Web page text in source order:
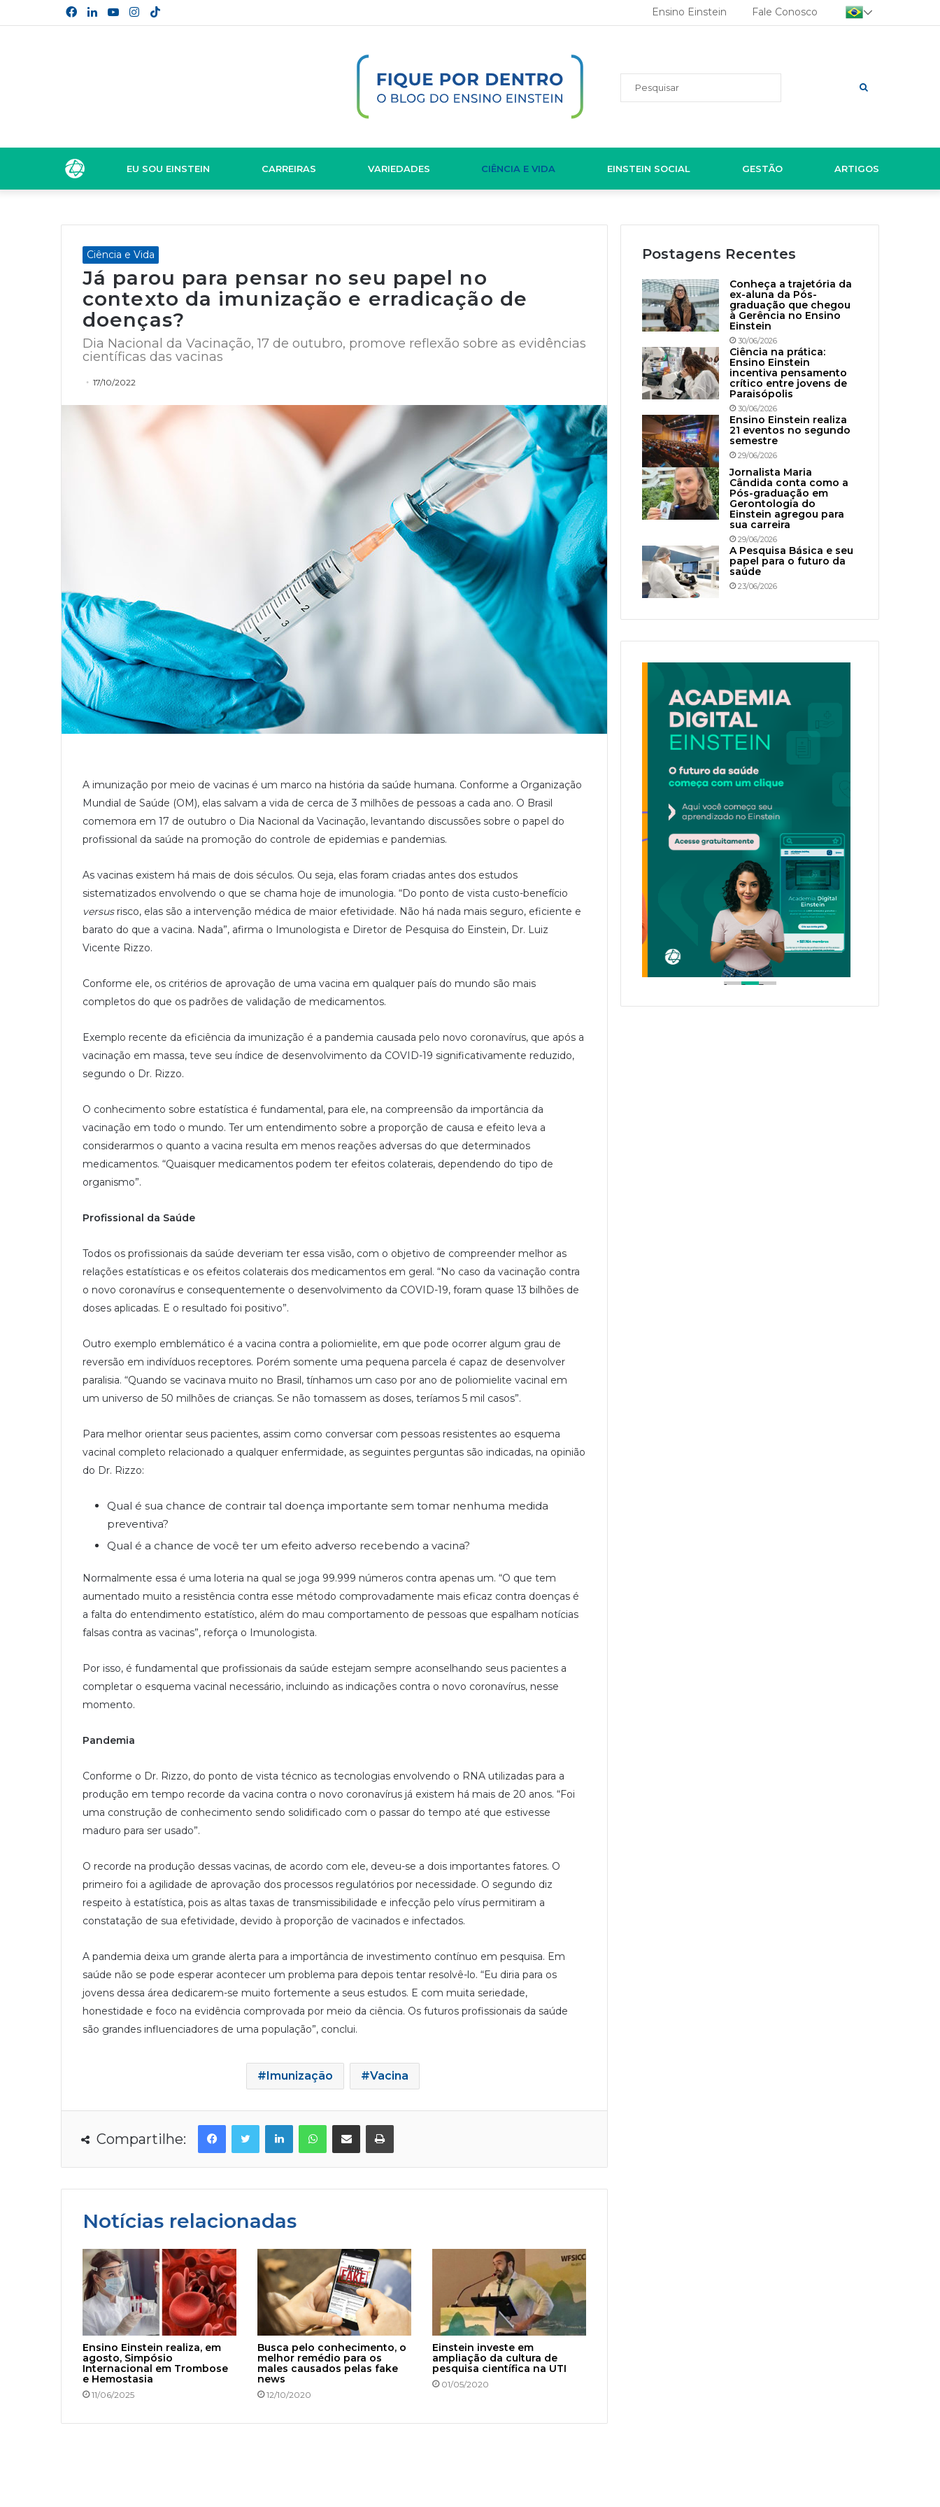
Facebook
LinkedinYouTubeInstagram Ensino Einstein Fale Conosco
EU SOU EINSTEIN CARREIRAS VARIEDADES CIÊNCIA E VIDA EINSTEIN SOCIAL GESTÃO ARTIGOS
Ciência e Vida
Já parou para pensar no seu papel no
contexto da imunização e erradicação de
doenças?
Dia Nacional da Vacinação, 17 de outubro, promove reflexão sobre as evidências
científicas das vacinas
17/10/2022
A imunização por meio de vacinas é um marco na história da saúde humana. Conforme a Organização
Mundial de Saúde (OM), elas salvam a vida de cerca de 3 milhões de pessoas a cada ano. O Brasil
comemora em 17 de outubro o Dia Nacional da Vacinação, levantando discussões sobre o papel do
profissional da saúde na promoção do controle de epidemias e pandemias.
As vacinas existem há mais de dois séculos. Ou seja, elas foram criadas antes dos estudos
sistematizados envolvendo o que se chama hoje de imunologia. “Do ponto de vista custo-benefício
versusrisco, elas são a intervenção médica de maior efetividade. Não há nada mais seguro, eficiente e
barato do que a vacina. Nada”, afirma o Imunologista e Diretor de Pesquisa do Einstein, Dr. Luiz
Vicente Rizzo.
Conforme ele, os critérios de aprovação de uma vacina em qualquer país do mundo são mais
completos do que os padrões de validação de medicamentos.
Exemplo recente da eficiência da imunização é a pandemia causada pelo novo coronavírus, que após a
vacinação em massa, teve seu índice de desenvolvimento da COVID-19 significativamente reduzido,
segundo o Dr. Rizzo.
O conhecimento sobre estatística é fundamental, para ele, na compreensão da importância da
vacinação em todo o mundo. Ter um entendimento sobre a proporção de causa e efeito leva a
considerarmos o quanto a vacina resulta em menos reações adversas do que determinados
medicamentos. “Quaisquer medicamentos podem ter efeitos colaterais, dependendo do tipo de
organismo”.
Profissional da Saúde
Todos os profissionais da saúde deveriam ter essa visão, com o objetivo de compreender melhor as
relações estatísticas e os efeitos colaterais dos medicamentos em geral. “No caso da vacinação contra
o novo coronavírus e consequentemente o desenvolvimento da COVID-19, foram quase 13 bilhões de
doses aplicadas. E o resultado foi positivo”.
Outro exemplo emblemático é a vacina contra a poliomielite, em que pode ocorrer algum grau de
reversão em indivíduos receptores. Porém somente uma pequena parcela é capaz de desenvolver
paralisia. “Quando se vacinava muito no Brasil, tínhamos um caso por ano de poliomielite vacinal em
um universo de 50 milhões de crianças. Se não tomassem as doses, teríamos 5 mil casos”.
Para melhor orientar seus pacientes, assim como conversar com pessoas resistentes ao esquema
vacinal completo relacionado a qualquer enfermidade, as seguintes perguntas são indicadas, na opinião
do Dr. Rizzo:
Qual é sua chance de contrair tal doença importante sem tomar nenhuma medida
preventiva?
Qual é a chance de você ter um efeito adverso recebendo a vacina?
Normalmente essa é uma loteria na qual se joga 99.999 números contra apenas um. “O que tem
aumentado muito a resistência contra esse método comprovadamente mais eficaz contra doenças é
a falta do entendimento estatístico, além do mau comportamento de pessoas que espalham notícias
falsas contra as vacinas”, reforça o Imunologista.
Por isso, é fundamental que profissionais da saúde estejam sempre aconselhando seus pacientes a
completar o esquema vacinal necessário, incluindo as indicações contra o novo coronavírus, nesse
momento.
Pandemia
Conforme o Dr. Rizzo, do ponto de vista técnico as tecnologias envolvendo o RNA utilizadas para a
produção em tempo recorde da vacina contra o novo coronavírus já existem há mais de 20 anos. “Foi
uma construção de conhecimento sendo solidificado com o passar do tempo até que estivesse
maduro para ser usado”.
O recorde na produção dessas vacinas, de acordo com ele, deveu-se a dois importantes fatores. O
primeiro foi a agilidade de aprovação dos processos regulatórios por necessidade. O segundo diz
respeito à estatística, pois as altas taxas de transmissibilidade e infecção pelo vírus permitiram a
constatação de sua efetividade, devido à proporção de vacinados e infectados.
A pandemia deixa um grande alerta para a importância de investimento contínuo em pesquisa. Em
saúde não se pode esperar acontecer um problema para depois tentar resolvê-lo. “Eu diria para os
jovens dessa área dedicarem-se muito fortemente a seus estudos. E com muita seriedade,
honestidade e foco na evidência comprovada por meio da ciência. Os futuros profissionais da saúde
são grandes influenciadores de uma população”, conclui.
Imunização Vacina
Compartilhe:
Linkedin WhatsApp
Notícias relacionadas
Ensino Einstein realiza, em
agosto, Simpósio
Internacional em Trombose
e Hemostasia
11/06/2025
Busca pelo conhecimento, o
melhor remédio para os
males causados pelas fake
news
12/10/2020
Einstein investe em
ampliação da cultura de
pesquisa científica na UTI
01/05/2020
Postagens Recentes
Conheça a trajetória da
ex-aluna da Pós-
graduação que chegou
à Gerência no Ensino
Einstein
30/06/2026
Ciência na prática:
Ensino Einstein
incentiva pensamento
crítico entre jovens de
Paraisópolis
30/06/2026
Ensino Einstein realiza
21 eventos no segundo
semestre
29/06/2026
Jornalista Maria
Cândida conta como a
Pós-graduação em
Gerontologia do
Einstein agregou para
sua carreira
29/06/2026
A Pesquisa Básica e seu
papel para o futuro da
saúde
23/06/2026
1 2 3